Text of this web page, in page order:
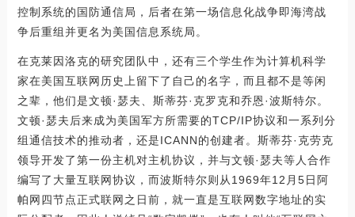
控制系统的国防通信局，后者在第一场信息化战争即海湾战
争后重组并更名为美国信息系统局。
在克莱因洛克的研究团队中，还有三个学生作为计算机科学
家在美国互联网历史上留下了自己的名字，而且都不是等闲
之辈，他们是文顿·瑟夫、斯蒂芬·克罗克和乔恩·波斯特尔。
文顿·瑟夫后来成为美国军方所需要的TCP/IP协议和一系列分
组通信技术的推动者，还是ICANN的创建者。斯蒂芬·克劳克
领导开发了第一份主机对主机协议，并与文顿·瑟夫等人合作
编写了大量互联网协议，而波斯特尔则从1969年12月5日阿
帕网四节点正式联网之日前，就一直是互联网数字地址的实